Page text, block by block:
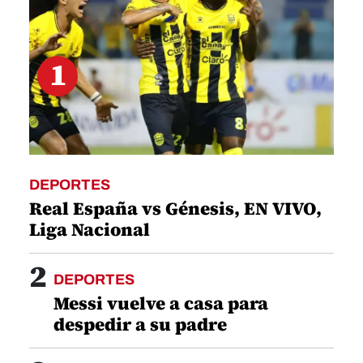
1
DEPORTES
Real España vs Génesis, EN VIVO,
Liga Nacional
2 DEPORTES
Messi vuelve a casa para
despedir a su padre